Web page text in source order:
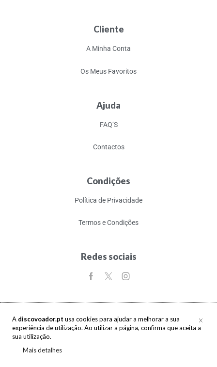
A discovoador.pt usa cookies para ajudar a melhorar a sua
experiência de utilização. Ao utilizar a página, confirma que aceita a
sua utilização.
Mais detalhes
Cliente
A Minha Conta
Os Meus Favoritos
Ajuda
FAQ’S
Contactos
Condições
Política de Privacidade
Termos e Condições
Redes sociais
Copyright © 2017-2026 discovoador. Todos os direitos reservados.